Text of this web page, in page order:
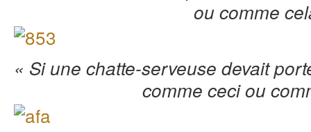
ou comme
« Si une chatte-serveuse devait
comme ceci ou